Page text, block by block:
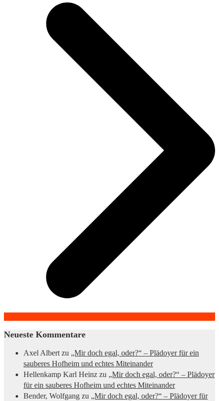
Neueste Kommentare
Axel Albert zu „Mir doch egal, oder?“ – Plädoyer für ein
sauberes Hofheim und echtes Miteinander
Hellenkamp Karl Heinz zu „Mir doch egal, oder?“ – Plädoyer
für ein sauberes Hofheim und echtes Miteinander
Bender, Wolfgang zu „Mir doch egal, oder?“ – Plädoyer für